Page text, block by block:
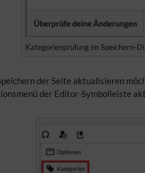
Kategorienprüfung im Speichern-
der Seite aktualisieren
der Editor-Symbolleiste